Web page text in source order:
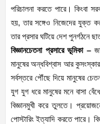
পরিচালনা করতে পারে। কিংবা
হয়, তার সঙ্গেও নিজেদের যুক্ত
তার প্রসার ঘটিয়ে দেশ পুনর্গঠনে
বিজ্ঞানচেতনা প্রসারে ভূমিকা –
মানুষের অন্ধবিশ্বাস আর
সর্বস্তরে পৌঁছে দিয়ে মানুষের
যুগ যুগ ধরে মানুষের মনে বাসা
বিজ্ঞানমুখী করে তুলতে।
পোস্টারিং ইত্যাদি করতে পারে।